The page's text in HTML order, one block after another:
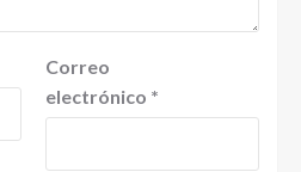
Correo
electrónico *